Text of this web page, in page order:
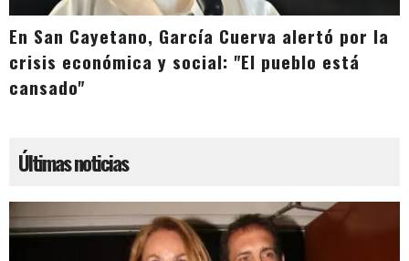
En San Cayetano, García Cuerva alertó por la
crisis económica y social: "El pueblo está
cansado"
Últimas noticias